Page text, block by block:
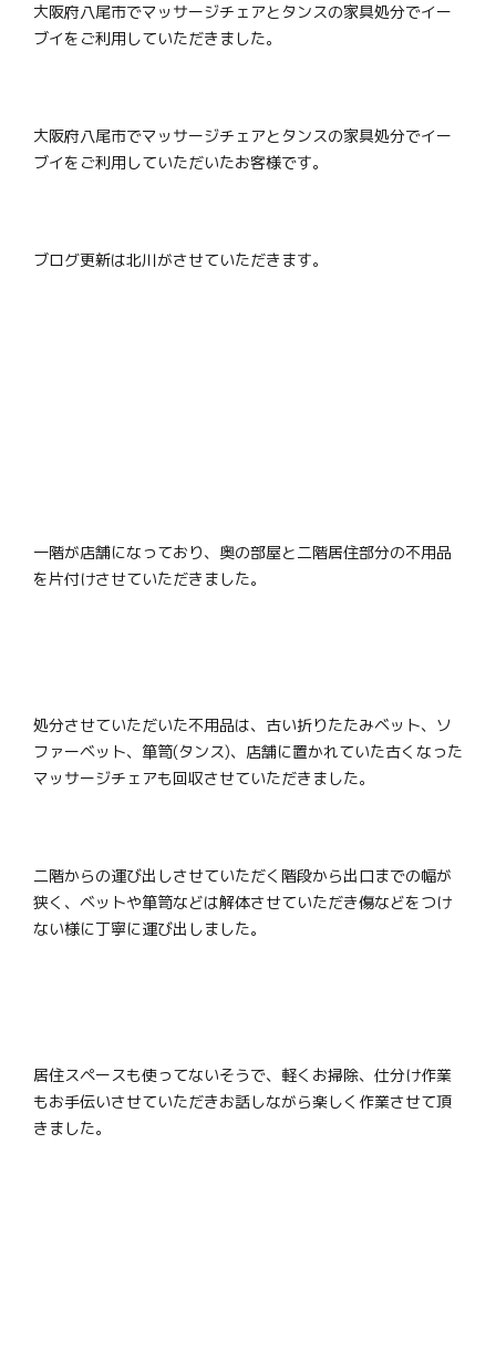
大阪府八尾市でマッサージチェアとタンスの家具処分でイー
ブイをご利用していただきました。
大阪府八尾市でマッサージチェアとタンスの家具処分でイー
ブイをご利用していただいたお客様です。
ブログ更新は北川がさせていただきます。
一階が店舗になっており、奥の部屋と二階居住部分の不用品
を片付けさせていただきました。
処分させていただいた不用品は、古い折りたたみベット、ソ
ファーベット、箪笥(タンス)、店舗に置かれていた古くなった
マッサージチェアも回収させていただきました。
二階からの運び出しさせていただく階段から出口までの幅が
狭く、ベットや箪笥などは解体させていただき傷などをつけ
ない様に丁寧に運び出しました。
居住スペースも使ってないそうで、軽くお掃除、仕分け作業
もお手伝いさせていただきお話しながら楽しく作業させて頂
きました。